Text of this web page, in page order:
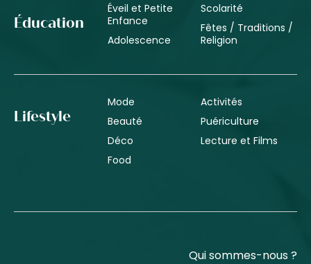
Éducation
Éveil et Petite
Enfance
Adolescence
Scolarité
Fêtes / Traditions /
Religion
Lifestyle
Mode
Beauté
Déco
Food
Activités
Puériculture
Lecture et Films
Qui sommes-nous ?